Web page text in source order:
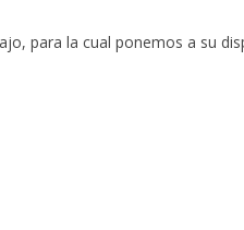
para la cual ponemos a su